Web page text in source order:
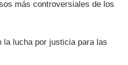
más controversiales de los
la lucha por justicia para las